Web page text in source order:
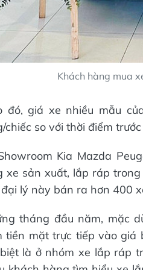
Khách hàng mua
đó, giá xe nhiều mẫu
chiếc so với thời điểm
Kia Mazda
xe sản xuất, lắp ráp trong
lý này bán ra hơn 400
tháng đầu năm, mặc
tiền mặt trực tiếp vào giá
là ở nhóm xe lắp ráp